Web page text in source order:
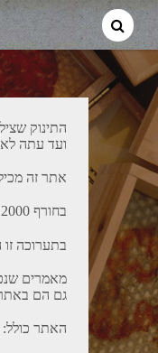
ועד עתה
אתר זה
בחורף 2000 נערכה בגלרייה “הקיבוץ” תערוכה שנקרה “האם תינוק זה הוא שלך?”
בתערוכה
מאמרים
גם הם
האתר כולל: